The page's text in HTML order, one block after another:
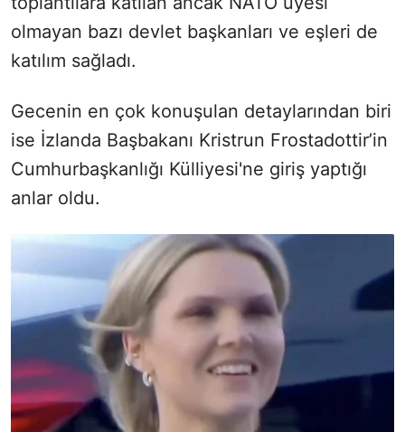
olmayan bazı devlet başkanları ve eşleri de
katılım sağladı.
Gecenin en çok konuşulan detaylarından biri
ise İzlanda Başbakanı Kristrun Frostadottir’in
Cumhurbaşkanlığı Külliyesi'ne giriş yaptığı
anlar oldu.